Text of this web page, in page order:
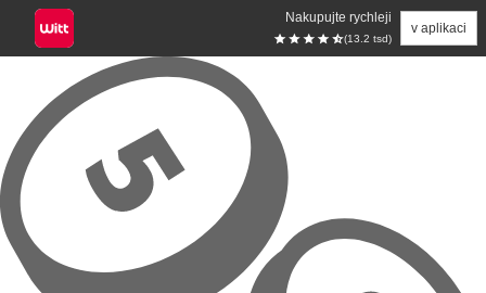
Nakupujte rychleji
(13.2 tsd)
v aplikaci
Přeskočit na hlavní obsah